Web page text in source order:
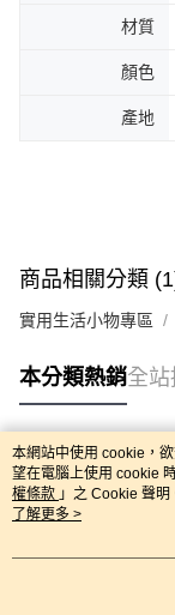
材質
顏色
產地
商品相關分類
實用生活小物專區
本分類熱銷全站
熱門標籤
本網站中使用 cookie，
望在電腦上使用 cookie
權條款 」之 Cookie 聲
用條款之 Cookie 聲明使
了解更多 >